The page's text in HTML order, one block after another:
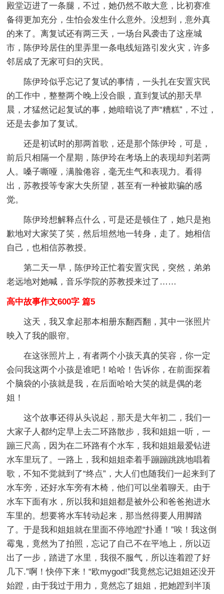
殿堂迈进了一条腿，不过，她仍然不敢大意，比初赛准
备得更加充分，生怕会发生什么意外。没想到，意外真
的来了。离复试还有两三天，一场台风袭击了这座城
市，陈伊玲居住的里弄里一条电线短路引发火灾，许多
邻居成了无家可归的灾民。
陈伊玲似乎忘记了复试的事情，一头扎在安置灾民
的工作中，整整两个晚上没合眼，直到复试的那天早
晨，才猛然记起复试的事，她暗暗说了声“糟糕”，不过，
还是去参加了复试。
还是初试时的那两首歌，还是那个陈伊玲，可是，
前后只相隔一个星期，陈伊玲在考场上的表现却判若两
人。嗓子嘶哑，满脸倦容，毫无生气和表现力。看得
出，苏教授等专家大失所望，甚至有一种被欺骗的感
觉。
陈伊玲想解释点什么，可是还是顿住了，她只是抱
歉地对大家笑了笑，然后坦然地一转身，走了。她相信
自己，也相信苏教授。
第二天一早，陈伊玲正忙着安置灾民，突然，弟弟
老远地对她喊，音乐学院的苏教授来过了……
高中故事作文600字 篇5
这天，我又拿起那本相册东翻西翻，其中一张照片
映入了我的眼帘。
在这张照片上，有者两个小孩天真的笑容，你一定
会问我这两个小孩是谁吧！哈哈！告诉你，在前面探着
个脑袋的小孩就是我，在后面哈哈大笑的就是偶的老
姐！
这个故事还得从头说起，那天是大年初二，我们一
大家子人都约定早上去二环路散步，我和姐姐一听，一
蹦三尺高，因为在二环路有个水车，我和姐姐最爱钻进
水车里玩了。一路上，我和姐姐牵着手蹦蹦跳跳地唱着
歌，不知不觉就到了“终点”，大人们也随我们一起来到了
水车旁，还好水车旁有木椅，他们可以坐着聊天。由于
水车下面有水，所以我和姐姐都是被外公和爸爸抱进水
车里的。想要将水车转动起来，那当然得要人用脚踏
了。于是我和姐姐就在里面不停地蹬“扑通！”唉！我这倒
霉鬼，竟然为了拍照，忘记了自己不在平地上，所以迈
出了一步，踏进了水里，我很不服气，所以连着蹬了好
几下.”啊！快停下来！“欧mygod!”我竟然忘记姐姐还没开
始蹬，由于我过于用力，竟然忘了姐姐，把她蹬到半顶